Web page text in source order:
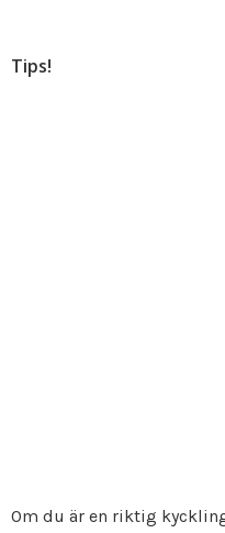
Tips!
Om du är en riktig